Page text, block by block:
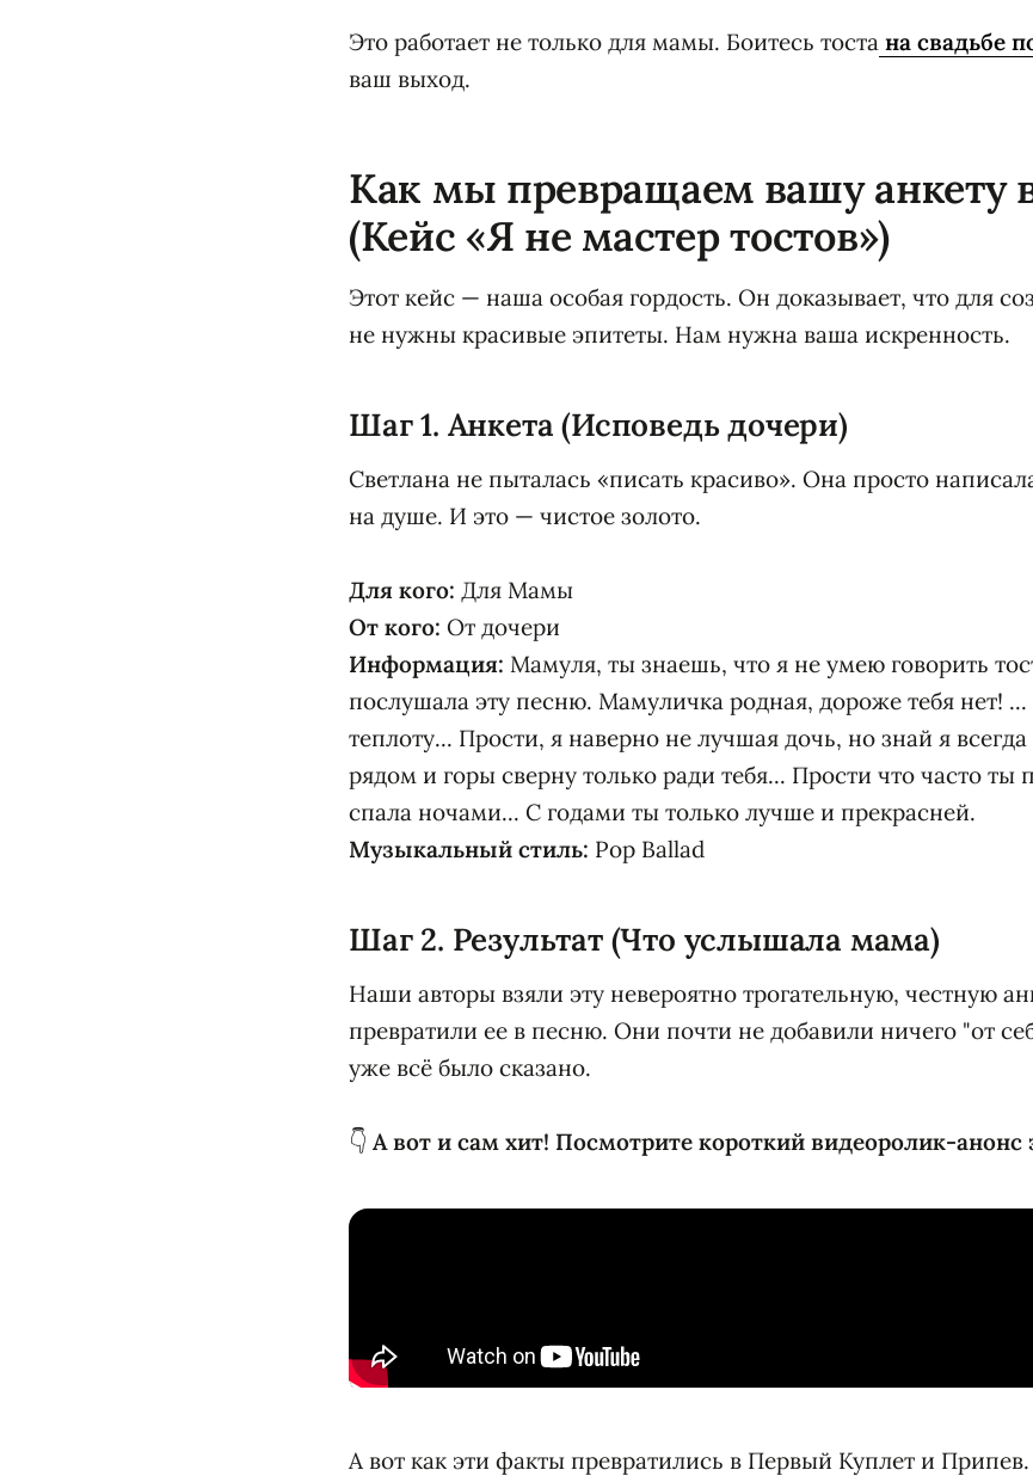
Это работает не только для мамы. Боитесь тоста на свадьбе
ваш выход.
Как мы превращаем вашу анкету
(Кейс «Я не мастер тостов»)
Этот кейс — наша особая гордость. Он доказывает, что для
не нужны красивые эпитеты. Нам нужна ваша искренность.
Шаг 1. Анкета (Исповедь дочери)
Светлана не пыталась «писать красиво». Она просто
на душе. И это — чистое золото.
Для кого: Для Мамы
От кого: От дочери
Информация: Мамуля, ты знаешь, что я не умею говорить
послушала эту песню. Мамуличка родная, дороже тебя нет! ...
теплоту... Прости, я наверно не лучшая дочь, но знай я всегда
рядом и горы сверну только ради тебя... Прости что часто ты
спала ночами... С годами ты только лучше и прекрасней.
Музыкальный стиль: Pop Ballad
Шаг 2. Результат (Что услышала мама)
Наши авторы взяли эту невероятно трогательную, честную
превратили ее в песню. Они почти не добавили ничего "от
уже всё было сказано.
👇 А вот и сам хит! Посмотрите короткий видеоролик-анонс
А вот как эти факты превратились в Первый Куплет и